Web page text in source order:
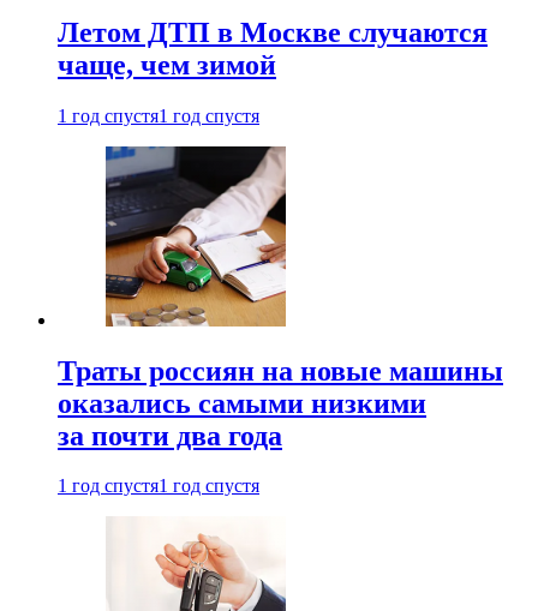
Летом ДТП в Москве случаются
чаще, чем зимой
1 год спустя1 год спустя
Траты россиян на новые машины
оказались самыми низкими
за почти два года
1 год спустя1 год спустя